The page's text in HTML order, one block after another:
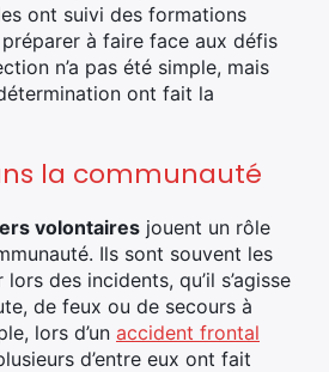
ont suivi des formations
à faire face aux défis
n’a pas été simple, mais
ont fait la
la communauté
volontaires jouent un rôle
Ils sont souvent les
des incidents, qu’il s’agisse
de feux ou de secours à
lors d’un accident frontal
d’entre eux ont fait